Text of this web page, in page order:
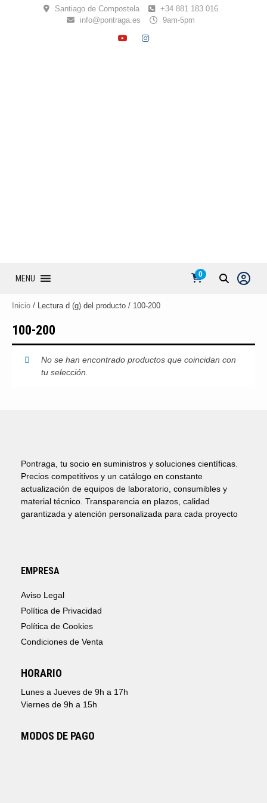
Santiago de Compostela
+34 881 183 016
info@pontraga.es
9am-5pm
YOUTUBE
INSTAGRAM
MENU 0
Inicio / Lectura d (g) del producto / 100-200
100-200
No se han encontrado productos que coincidan con
tu selección.
Pontraga, tu socio en suministros y soluciones científicas.
Precios competitivos y un catálogo en constante
actualización de equipos de laboratorio, consumibles y
material técnico. Transparencia en plazos, calidad
garantizada y atención personalizada para cada proyecto
EMPRESA
Aviso Legal
Política de Privacidad
Política de Cookies
Condiciones de Venta
HORARIO
Lunes a Jueves de 9h a 17h
Viernes de 9h a 15h
MODOS DE PAGO